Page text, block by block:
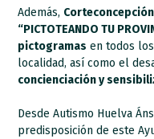
Además,
“PICTOTEANDO TU
pictogramas en todos
localidad, así como el
concienciación y
Desde Autismo Huelva
predisposición de este